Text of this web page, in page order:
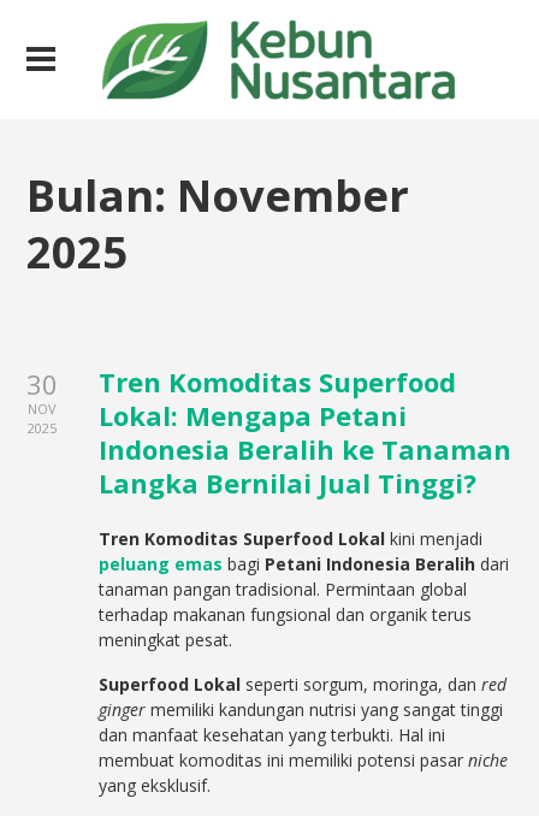
Bulan: November
2025
30
NOV
2025
Tren Komoditas Superfood
Lokal: Mengapa Petani
Indonesia Beralih ke Tanaman
Langka Bernilai Jual Tinggi?
Tren Komoditas Superfood Lokal kini menjadi
peluang emas bagi Petani Indonesia Beralih dari
tanaman pangan tradisional. Permintaan global
terhadap makanan fungsional dan organik terus
meningkat pesat.
Superfood Lokal seperti sorgum, moringa, danred
ginger memiliki kandungan nutrisi yang sangat tinggi
dan manfaat kesehatan yang terbukti. Hal ini
membuat komoditas ini memiliki potensi pasarniche
yang eksklusif.